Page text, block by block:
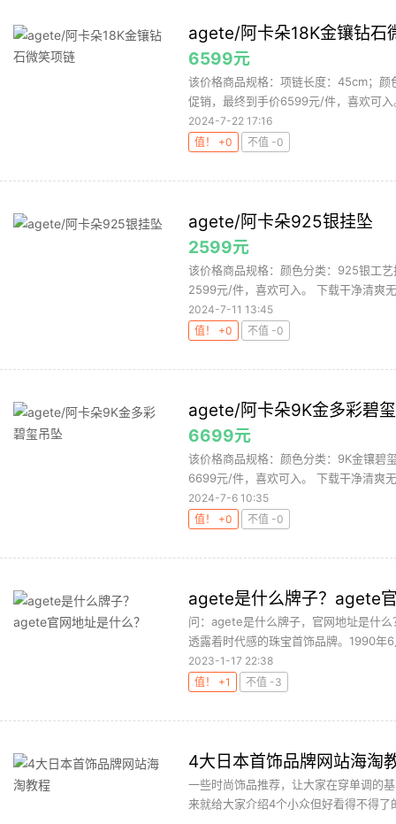
agete/阿卡朵18K金镶钻石
6599元
该价格商品规格：项链长度：45cm；
促销，最终到手价6599元/件，喜欢可
2024-7-22 17:16
值！ +0
不值 -0
agete/阿卡朵925银挂坠
2599元
该价格商品规格：颜色分类：925银工
2599元/件，喜欢可入。 下载干净清爽
2024-7-11 13:45
值！ +0
不值 -0
agete/阿卡朵9K金多彩碧
6699元
该价格商品规格：颜色分类：9K金镶碧
6699元/件，喜欢可入。 下载干净清爽
2024-7-6 10:35
值！ +0
不值 -0
agete是什么牌子？agete
问：agete是什么牌子，官网地址是什
透露着时代感的珠宝首饰品牌。1990年
2023-1-17 22:38
值！ +1
不值 -3
4大日本首饰品牌网站海淘
一些时尚饰品推荐，让大家在穿单调的
来就给大家介绍4个小众但好看得不得